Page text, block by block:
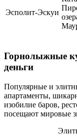
Эсполит-Эскуи
Горнолыжные
деньги
Популярные и
апартаменты,
изобилие баров,
посещают мировые